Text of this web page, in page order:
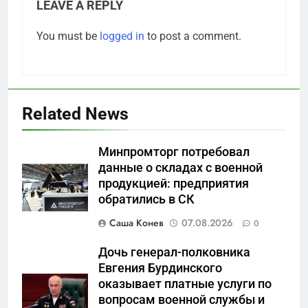
LEAVE A REPLY
You must be logged in to post a comment.
Related News
Минпромторг потребовал
данные о складах с военной
продукцией: предприятия
обратились в СК
Саша Конев
07.08.2026 0
Дочь генерал-полковника
Евгения Бурдинского
оказывает платные услуги по
вопросам военной службы и
5
Что происходит в
калининградском анклаве:
защиты Отечества»
6
«500-тонный беспилотник»